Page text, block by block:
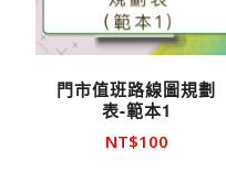
門市值班路線圖規劃
表-範本1
NT$100